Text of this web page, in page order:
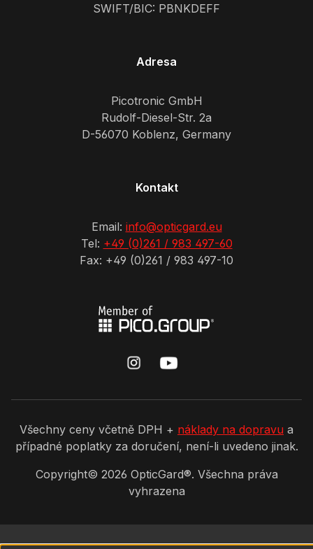
SWIFT/BIC: PBNKDEFF
Adresa
Picotronic GmbH
Rudolf-Diesel-Str. 2a
D-56070 Koblenz, Germany
Kontakt
Email: info@opticgard.eu
Tel: +49 (0)261 / 983 497-60
Fax: +49 (0)261 / 983 497-10
Všechny ceny včetně DPH + náklady na dopravu a
případné poplatky za doručení, není-li uvedeno jinak.
Copyright© 2026 OpticGard®. Všechna práva
vyhrazena